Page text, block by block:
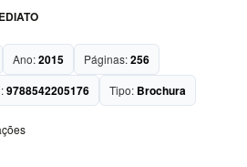
Ano:2015 Páginas:256
9788542205176 Tipo: Brochura